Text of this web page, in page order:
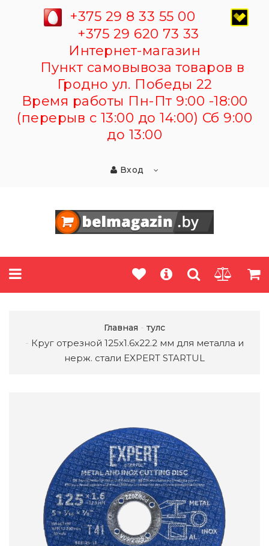
+375 29 8 33 55 00
+375 29 620 73 33
Интернет-магазин
Пункт самовывоза товаров в
Гродно ул. Победы 22
Время работы Пн-Пт 9:00 -18:00
(перерыв с 13:00 до 14:00) Сб 9:00
до 13:00
Вход
Главная тулс
Круг отрезной 125х1.6x22.2 мм для металла и
нерж. стали EXPERT STARTUL